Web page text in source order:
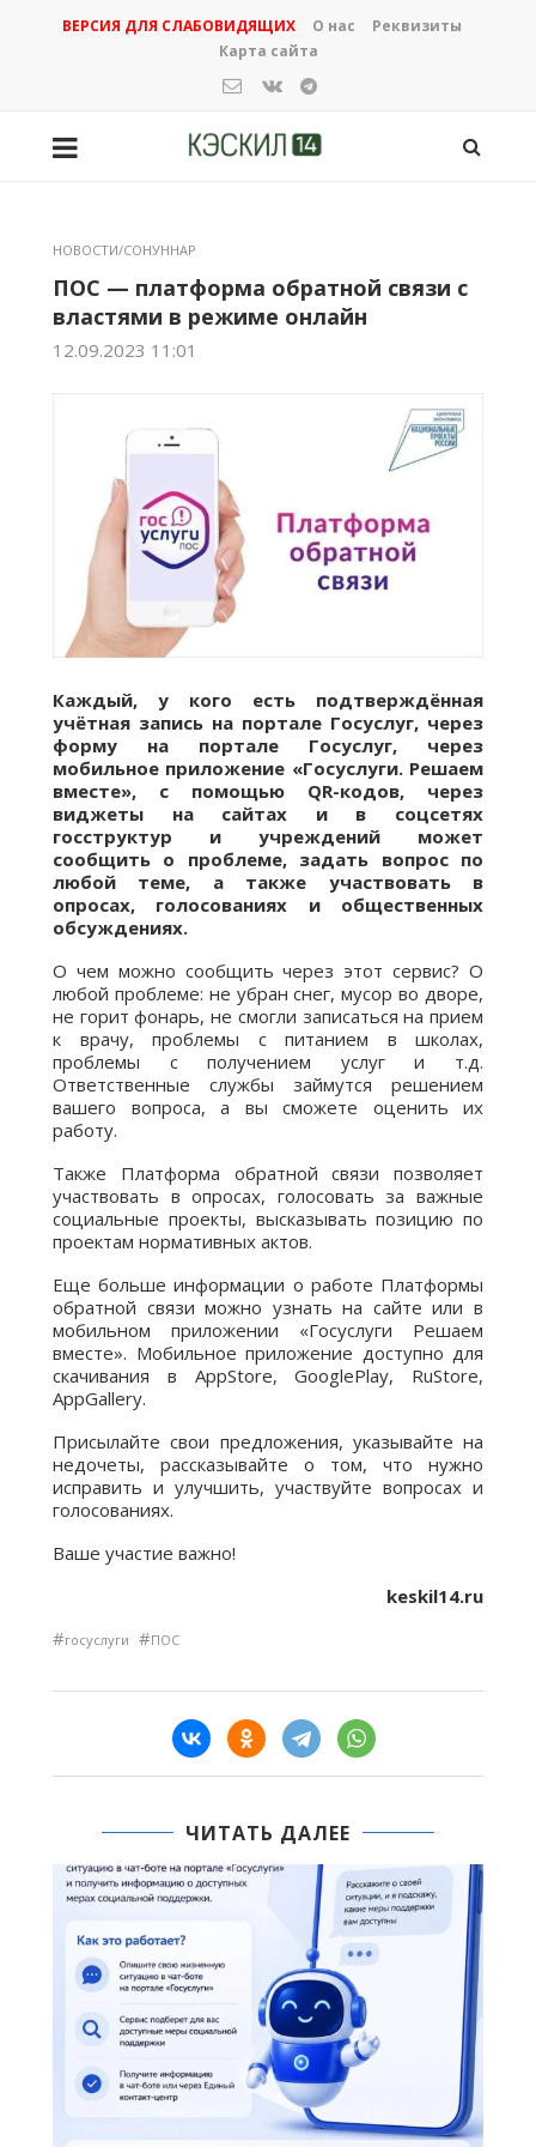
ВЕРСИЯ ДЛЯ СЛАБОВИДЯЩИХ О нас
Реквизиты
Карта сайта
НОВОСТИ/СОНУННАР
ПОС — платформа обратной связи с
властями в режиме онлайн
12.09.2023 11:01
Каждый, у кого есть подтверждённая
учётная запись на портале Госуслуг, через
форму на портале Госуслуг, через
мобильное приложение «Госуслуги. Решаем
вместе», с помощью QR-кодов, через
виджеты на сайтах и в соцсетях
госструктур и учреждений может
сообщить о проблеме, задать вопрос по
любой теме, а также участвовать в
опросах, голосованиях и общественных
обсуждениях.
О чем можно сообщить через этот сервис? О
любой проблеме: не убран снег, мусор во дворе,
не горит фонарь, не смогли записаться на прием
к врачу, проблемы с питанием в школах,
проблемы с получением услуг и т.д.
Ответственные службы займутся решением
вашего вопроса, а вы сможете оценить их
работу.
Также Платформа обратной связи позволяет
участвовать в опросах, голосовать за важные
социальные проекты, высказывать позицию по
проектам нормативных актов.
Еще больше информации о работе Платформы
обратной связи можно узнать на сайте или в
мобильном приложении «Госуслуги Решаем
вместе». Мобильное приложение доступно для
скачивания в AppStore, GooglePlay, RuStore,
AppGallery.
Присылайте свои предложения, указывайте на
недочеты, рассказывайте о том, что нужно
исправить и улучшить, участвуйте вопросах и
голосованиях.
Ваше участие важно!
keskil14.ru
#госуслуги #ПОС
ЧИТАТЬ ДАЛЕЕ